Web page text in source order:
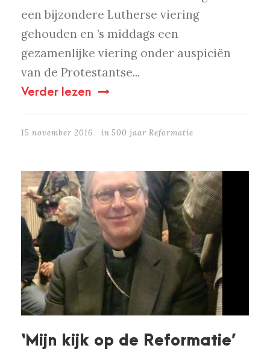
een bijzondere Lutherse viering
gehouden en ’s middags een
gezamenlijke viering onder auspiciën
van de Protestantse...
Verder lezen
15 november 2016 in 500 jaar Reformatie
‘Mijn kijk op de Reformatie’